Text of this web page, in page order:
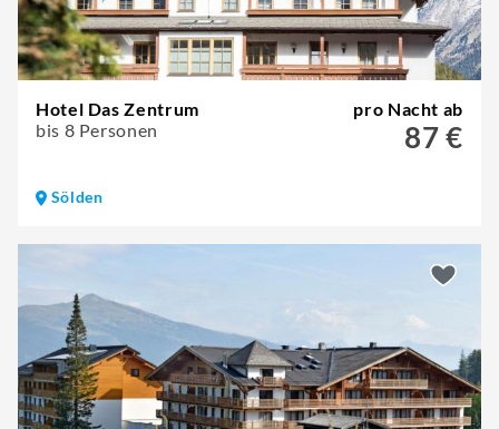
Hotel Das Zentrum
bis 8 Personen
pro Nacht ab
87 €
Sölden